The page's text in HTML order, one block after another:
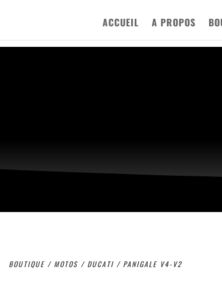
ACCUEIL A PROPOS
BOUTIQUE/ MOTOS / DUCATI/ PANIGALE V4-V2